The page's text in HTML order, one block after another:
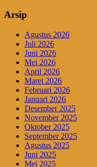
Arsip
Agustus 2026
Juli 2026
Juni 2026
Mei 2026
April 2026
Maret 2026
Februari 2026
Januari 2026
Desember 2025
November 2025
Oktober 2025
September 2025
Agustus 2025
Juni 2025
Mei 2025